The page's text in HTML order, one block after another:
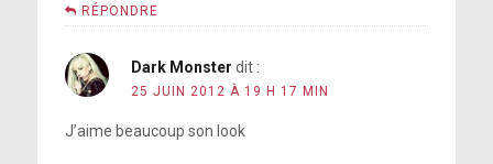
RÉPONDRE
Dark Monster dit :
25 JUIN 2012 À 19 H 17 MIN
J’aime beaucoup son look